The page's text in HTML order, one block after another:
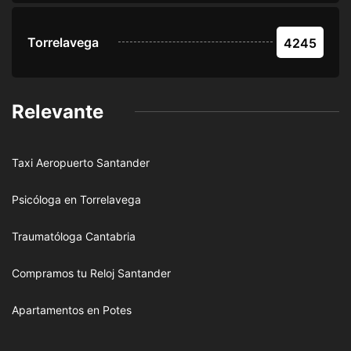
Torrelavega 4245
Relevante
Taxi Aeropuerto Santander
Psicóloga en Torrelavega
Traumatóloga Cantabria
Compramos tu Reloj Santander
Apartamentos en Potes